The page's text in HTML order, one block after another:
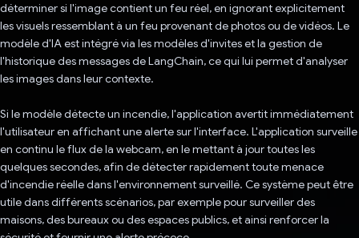
déterminer si l'image contient un feu réel, en ignorant explicitement
les visuels ressemblant à un feu provenant de photos ou de vidéos. Le
modèle d'IA est intégré via les modèles d'invites et la gestion de
l'historique des messages de LangChain, ce qui lui permet d'analyser
les images dans leur contexte.
Si le modèle détecte un incendie, l'application avertit immédiatement
l'utilisateur en affichant une alerte sur l'interface. L'application surveille
en continu le flux de la webcam, en le mettant à jour toutes les
quelques secondes, afin de détecter rapidement toute menace
d'incendie réelle dans l'environnement surveillé. Ce système peut être
utile dans différents scénarios, par exemple pour surveiller des
maisons, des bureaux ou des espaces publics, et ainsi renforcer la